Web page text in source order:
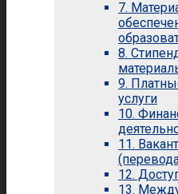
7.
8.
9.
услуги
10.
11.
12.
13.